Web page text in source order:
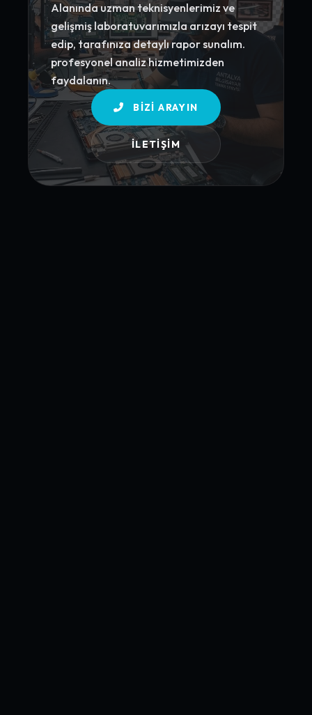
Alanında uzman teknisyenlerimiz ve
gelişmiş laboratuvarımızla arızayı tespit
edip, tarafınıza detaylı rapor sunalım.
profesyonel analiz hizmetimizden
faydalanın.
BIZI ARAYIN
İLETIŞIM